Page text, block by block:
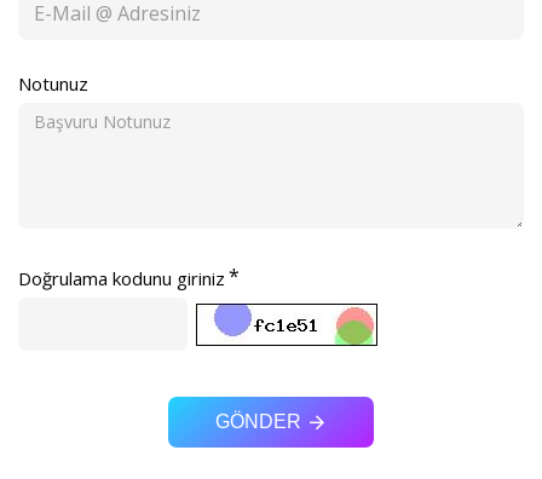
Notunuz
Doğrulama kodunu giriniz
GÖNDER